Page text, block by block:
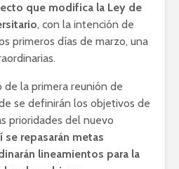
que modifica la Ley de
, con la intención de
primeros días de marzo, una
de la primera reunión de
se definirán los objetivos de
prioridades del nuevo
se repasarán metas
lineamientos para la